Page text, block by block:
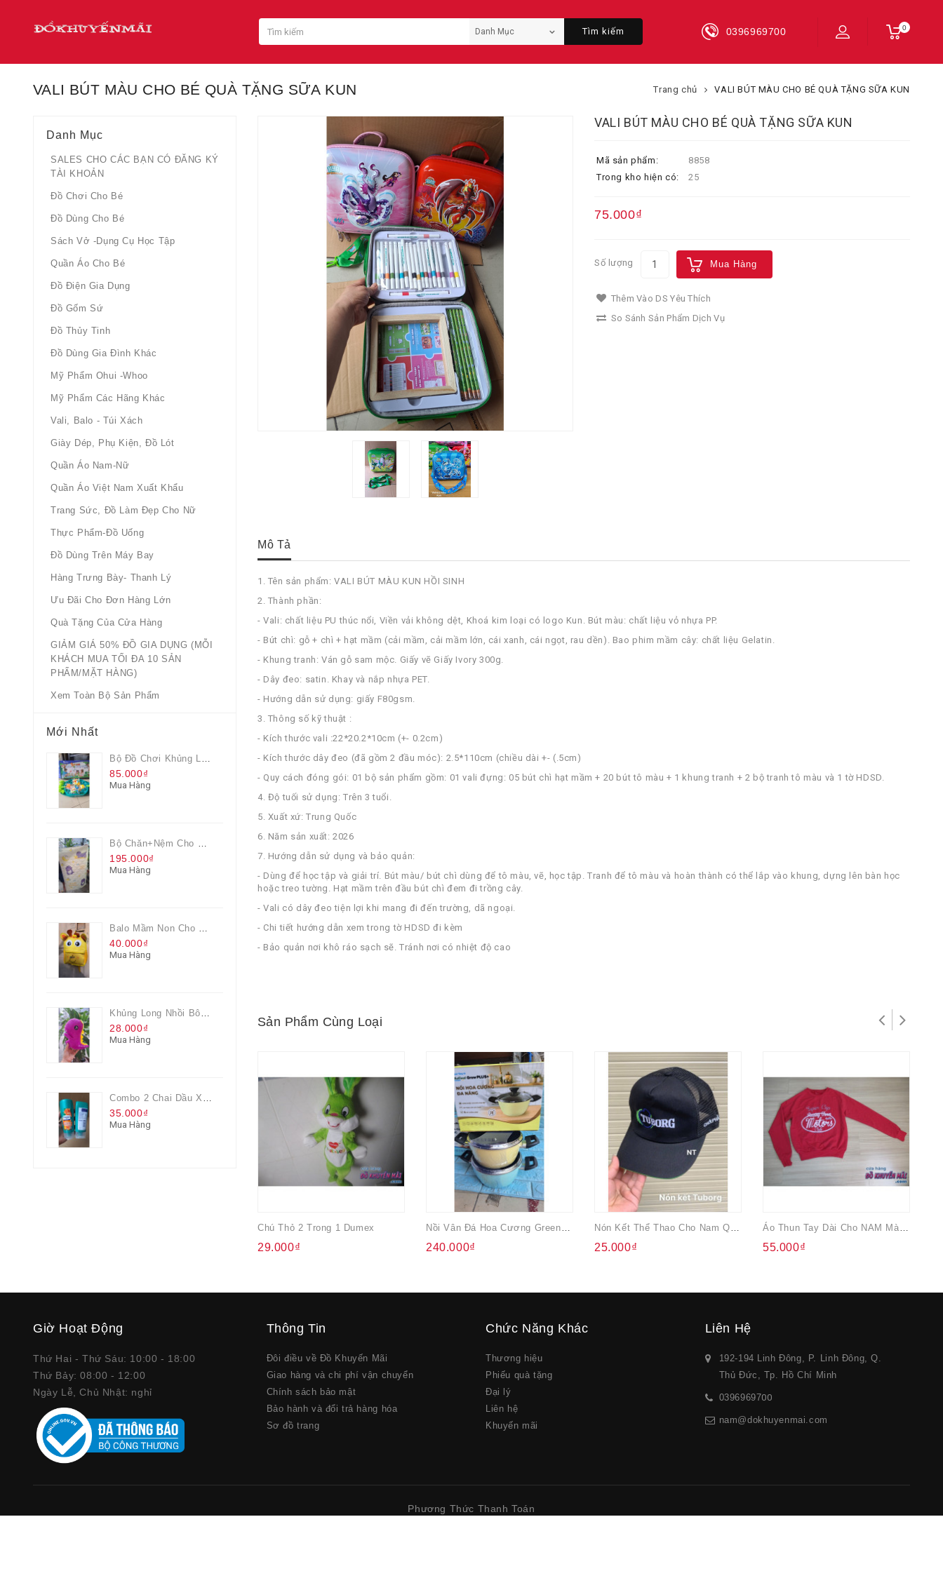
0
0396969700
Tìm kiếm
VALI BÚT MÀU CHO BÉ QUÀ TẶNG SỮA KUN Trang chủ VALI BÚT MÀU CHO BÉ QUÀ TẶNG SỮA KUN
Danh Mục
SALES CHO CÁC BẠN CÓ ĐĂNG KÝ
TÀI KHOẢN
Đồ Chơi Cho Bé
Đồ Dùng Cho Bé
Sách Vở -dụng Cụ Học Tập
Quần Áo Cho Bé
Đồ Điện Gia Dụng
Đồ Gốm Sứ
Đồ Thủy Tinh
Đồ Dùng Gia Đình Khác
Mỹ Phẩm Ohui -whoo
Mỹ Phẩm Các Hãng Khác
Vali, Balo - Túi Xách
Giày Dép, Phụ Kiện, Đồ Lót
Quần Áo Nam-Nữ
Quần Áo Việt Nam Xuất Khẩu
Trang Sức, Đồ Làm Đẹp Cho Nữ
Thực Phẩm-Đồ Uống
Đồ Dùng Trên Máy Bay
Hàng Trưng Bày- Thanh Lý
Ưu Đãi Cho Đơn Hàng Lớn
Quà Tặng Của Cửa Hàng
GIẢM GIÁ 50% ĐỒ GIA DỤNG (MỖI
KHÁCH MUA TỐI ĐA 10 SẢN
PHẨM/MẶT HÀNG)
Xem Toàn Bộ Sản Phẩm
Mới Nhất
Bộ Đồ Chơi Khủng Long Đại Chiến
85.000₫
Mua Hàng
Bộ Chăn+nệm Cho Bé Everon Quà Từ Pediasure
195.000₫
Mua Hàng
Balo Mầm Non Cho Bé Grow Màu Vàng
40.000₫
Mua Hàng
Khủng Long Nhồi Bông Cho Bé Chơi Màu Tím
28.000₫
Mua Hàng
Combo 2 Chai Dầu Xả Rejoice 3IN1 Siêu Mềm Mượt Chai 60ML
35.000₫
Mua Hàng
VALI BÚT MÀU CHO BÉ QUÀ TẶNG SỮA KUN
Mã sản phẩm:
8858
Trong kho hiện có:
25
75.000₫
Số lượng Mua Hàng
Thêm Vào DS Yêu Thích
So Sánh Sản Phẩm Dịch Vụ
Mô Tả
1. Tên sản phẩm: VALI BÚT MÀU KUN HỒI SINH
2. Thành phần:
- Vali: chất liệu PU thúc nổi, Viền vải không dệt, Khoá kim loại có logo Kun. Bút màu: chất liệu vỏ nhựa PP.
- Bút chì: gỗ + chì + hạt mầm (cải mầm, cải mầm lớn, cái xanh, cái ngọt, rau dền). Bao phim mầm cây: chất liệu Gelatin.
- Khung tranh: Ván gỗ sam mộc. Giấy vẽ Giấy Ivory 300g.
- Dây đeo: satin. Khay và nắp nhựa PET.
- Hướng dẫn sử dụng: giấy F80gsm.
3. Thông số kỹ thuật :
- Kích thước vali :22*20.2*10cm (+- 0.2cm)
- Kích thước dây đeo (đã gồm 2 đầu móc): 2.5*110cm (chiều dài +- (.5cm)
- Quy cách đóng gói: 01 bộ sản phẩm gồm: 01 vali đựng: 05 bút chì hạt mầm + 20 bút tô màu + 1 khung tranh + 2 bộ tranh tô màu và 1 tờ HDSD.
4. Độ tuối sử dụng: Trên 3 tuổi.
5. Xuất xứ: Trung Quốc
6. Năm sản xuất: 2026
7. Hướng dẫn sử dụng và bảo quản:
- Dùng để học tập và giải trí. Bút màu/ bút chì dùng để tô màu, vẽ, học tập. Tranh để tô màu và hoàn thành có thể lắp vào khung, dựng lên bàn học
hoặc treo tường. Hạt mầm trên đầu bút chì đem đi trồng cây.
- Vali có dây đeo tiện lợi khi mang đi đến trường, dã ngoại.
- Chi tiết hướng dẫn xem trong tờ HDSD đi kèm
- Bảo quản nơi khô ráo sạch sẽ. Tránh nơi có nhiệt độ cao
Sản Phẩm Cùng Loại
Chú Thỏ 2 Trong 1 Dumex
29.000₫ 240.000₫ 25.000₫ 55.000₫
Giờ Hoạt Động
Thứ Hai - Thứ Sáu: 10:00 - 18:00
Thứ Bảy: 08:00 - 12:00
Ngày Lễ, Chủ Nhật: nghỉ
Thông Tin
Đôi điều về Đồ Khuyến Mãi
Giao hàng và chi phí vận chuyển
Chính sách bảo mật
Bảo hành và đổi trả hàng hóa
Sơ đồ trang
Chức Năng Khác
Thương hiệu
Phiếu quà tặng
Đại lý
Liên hệ
Khuyến mãi
Liên Hệ
192-194 Linh Đông, P. Linh Đông, Q.
Thủ Đức, Tp. Hồ Chí Minh
0396969700
nam@dokhuyenmai.com
Phương Thức Thanh Toán